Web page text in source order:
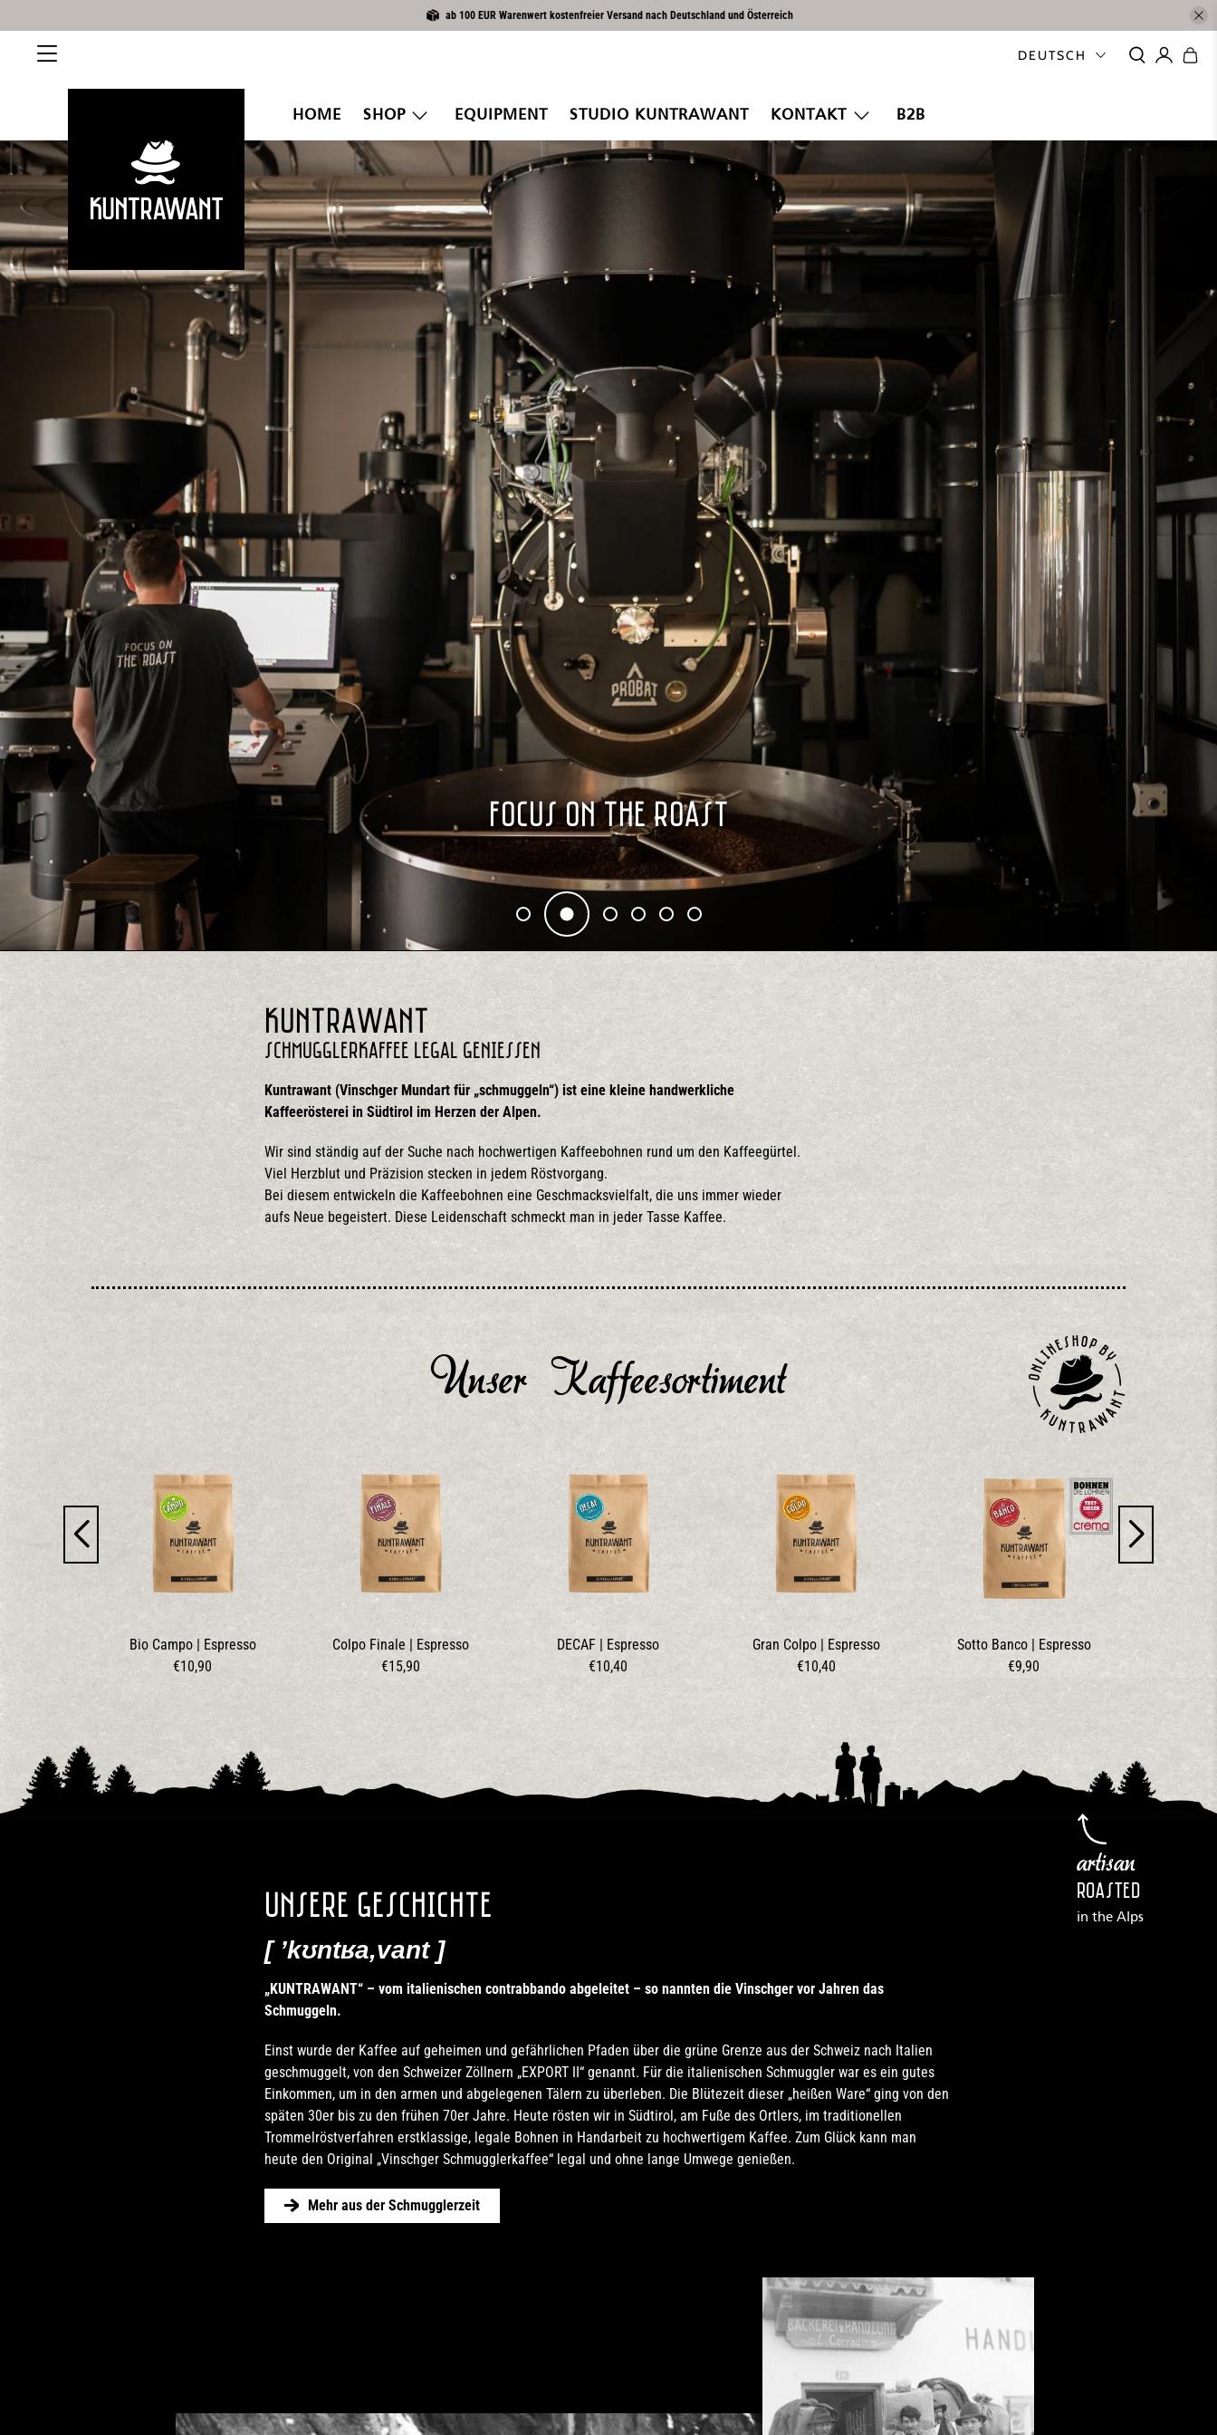
ab 100 EUR Warenwert kostenfreier Versand nach Deutschland und Österreich
DEUTSCH
Kuntrawant
HOME SHOP EQUIPMENT STUDIO KUNTRAWANT KONTAKT B2B
Espresso Collection
Kuntrawant
Schmugglerkaffee legal genießen
Kuntrawant (Vinschger Mundart für „schmuggeln“) ist eine kleine handwerkliche
Kaffeerösterei in Südtirol im Herzen der Alpen.
Wir sind ständig auf der Suche nach hochwertigen Kaffeebohnen rund um den Kaffeegürtel.
Viel Herzblut und Präzision stecken in jedem Röstvorgang.
Bei diesem entwickeln die Kaffeebohnen eine Geschmacksvielfalt, die uns immer wieder
aufs Neue begeistert. Diese Leidenschaft schmeckt man in jeder Tasse Kaffee.
Unser Kaffeesortiment
Bio Campo | Espresso
€10,90
Colpo Finale | Espresso
€15,90
DECAF | Espresso
€10,40
Gran Colpo | Espresso
€10,40
Sotto Banco | Espresso
€9,90
artisan
ROASTED
in the Alps
Unsere Geschichte
[ ʼkʊntʁa,vant ]
„KUNTRAWANT“ – vom italienischen contrabbando abgeleitet – so nannten die Vinschger vor Jahren das
Schmuggeln.
Einst wurde der Kaffee auf geheimen und gefährlichen Pfaden über die grüne Grenze aus der Schweiz nach Italien
geschmuggelt, von den Schweizer Zöllnern „EXPORT II“ genannt. Für die italienischen Schmuggler war es ein gutes
Einkommen, um in den armen und abgelegenen Tälern zu überleben. Die Blütezeit dieser „heißen Ware“ ging von den
späten 30er bis zu den frühen 70er Jahre. Heute rösten wir in Südtirol, am Fuße des Ortlers, im traditionellen
Trommelröstverfahren erstklassige, legale Bohnen in Handarbeit zu hochwertigem Kaffee. Zum Glück kann man
heute den Original „Vinschger Schmugglerkaffee“ legal und ohne lange Umwege genießen.
Mehr aus der Schmugglerzeit